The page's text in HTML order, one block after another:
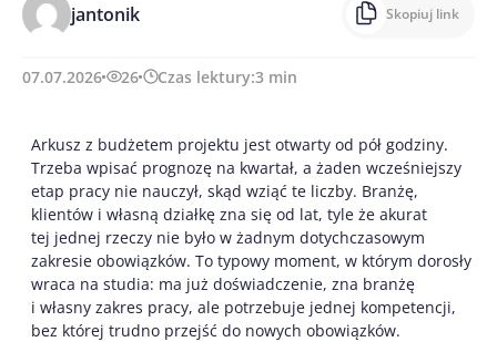
jantonik Skopiuj link
07.07.2026 26 Czas lektury:3 min
Arkusz z budżetem projektu jest otwarty od pół godziny.
Trzeba wpisać prognozę na kwartał, a żaden wcześniejszy
etap pracy nie nauczył, skąd wziąć te liczby. Branżę,
klientów i własną działkę zna się od lat, tyle że akurat
tej jednej rzeczy nie było w żadnym dotychczasowym
zakresie obowiązków. To typowy moment, w którym dorosły
wraca na studia: ma już doświadczenie, zna branżę
i własny zakres pracy, ale potrzebuje jednej kompetencji,
bez której trudno przejść do nowych obowiązków.